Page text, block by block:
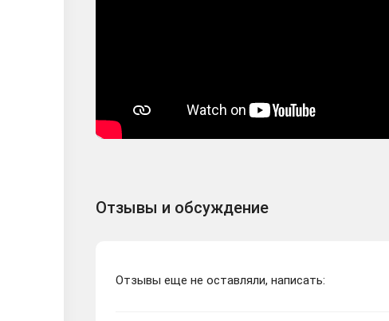
Отзывы и обсуждение
Отзывы еще не оставляли, написать: